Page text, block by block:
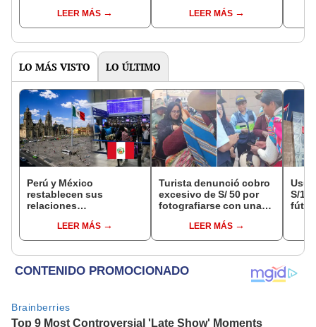
una desgracia"
LEER MÁS
Centro de Lima
LEER MÁS
LO MÁS VISTO LO ÚLTIMO
Perú y México
restablecen sus
relaciones
anulan los visados?
LEER MÁS
Turista denunció cobro
excesivo de S/ 50 por
fotografiarse con una
Serenazgo recuperó el
dinero
LEER MÁS
S/